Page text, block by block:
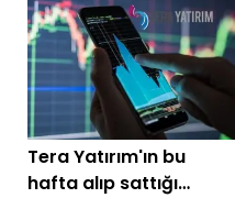
Tera Yatırım'ın bu
hafta alıp sattığı